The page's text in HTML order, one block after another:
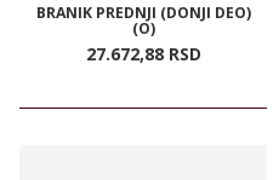
BRANIK PREDNJI (DONJI DEO)
(O)
27.672,88 RSD